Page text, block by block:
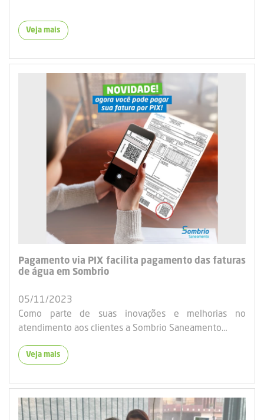
Veja mais
Pagamento via PIX facilita pagamento das faturas
de água em Sombrio
05/11/2023
Como parte de suas inovações e melhorias no
atendimento aos clientes a Sombrio Saneamento…
Veja mais